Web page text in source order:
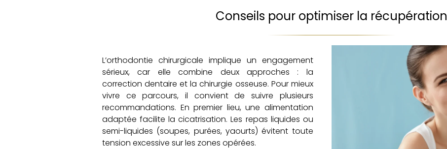
Conseils pour optimiser la récupération
L’orthodontie chirurgicale implique un engagement
sérieux, car elle combine deux approches : la
correction dentaire et la chirurgie osseuse. Pour mieux
vivre ce parcours, il convient de suivre plusieurs
recommandations. En premier lieu, une alimentation
adaptée facilite la cicatrisation. Les repas liquides ou
semi-liquides (soupes, purées, yaourts) évitent toute
tension excessive sur les zones opérées.